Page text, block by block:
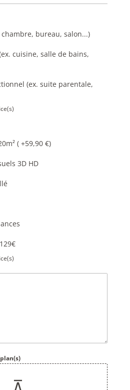
chambre, bureau, salon...)
cuisine, salle de bains,
(ex. suite parentale,
( +59,90 €)
3D HD